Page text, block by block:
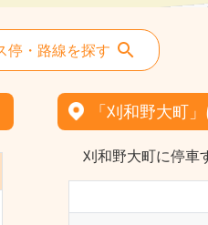
停・路線を探す
「刈和野大町
刈和野大町に停車